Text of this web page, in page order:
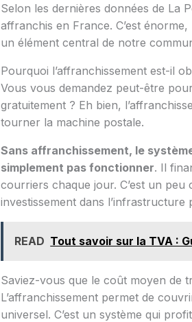
Selon les dernières données de La
affranchis en France. C’est
un élément central de notre
Pourquoi l’affranchissement est-il
Vous vous demandez peut-être
gratuitement ? Eh bien,
tourner la machine postale.
Sans affranchissement, le
simplement pas fonctionner. Il
courriers chaque jour. C’est un
investissement dans l’infrastructure
READ Tout savoir sur la TVA :
Saviez-vous que le coût moyen de
L’affranchissement permet de
universel. C’est un système qui